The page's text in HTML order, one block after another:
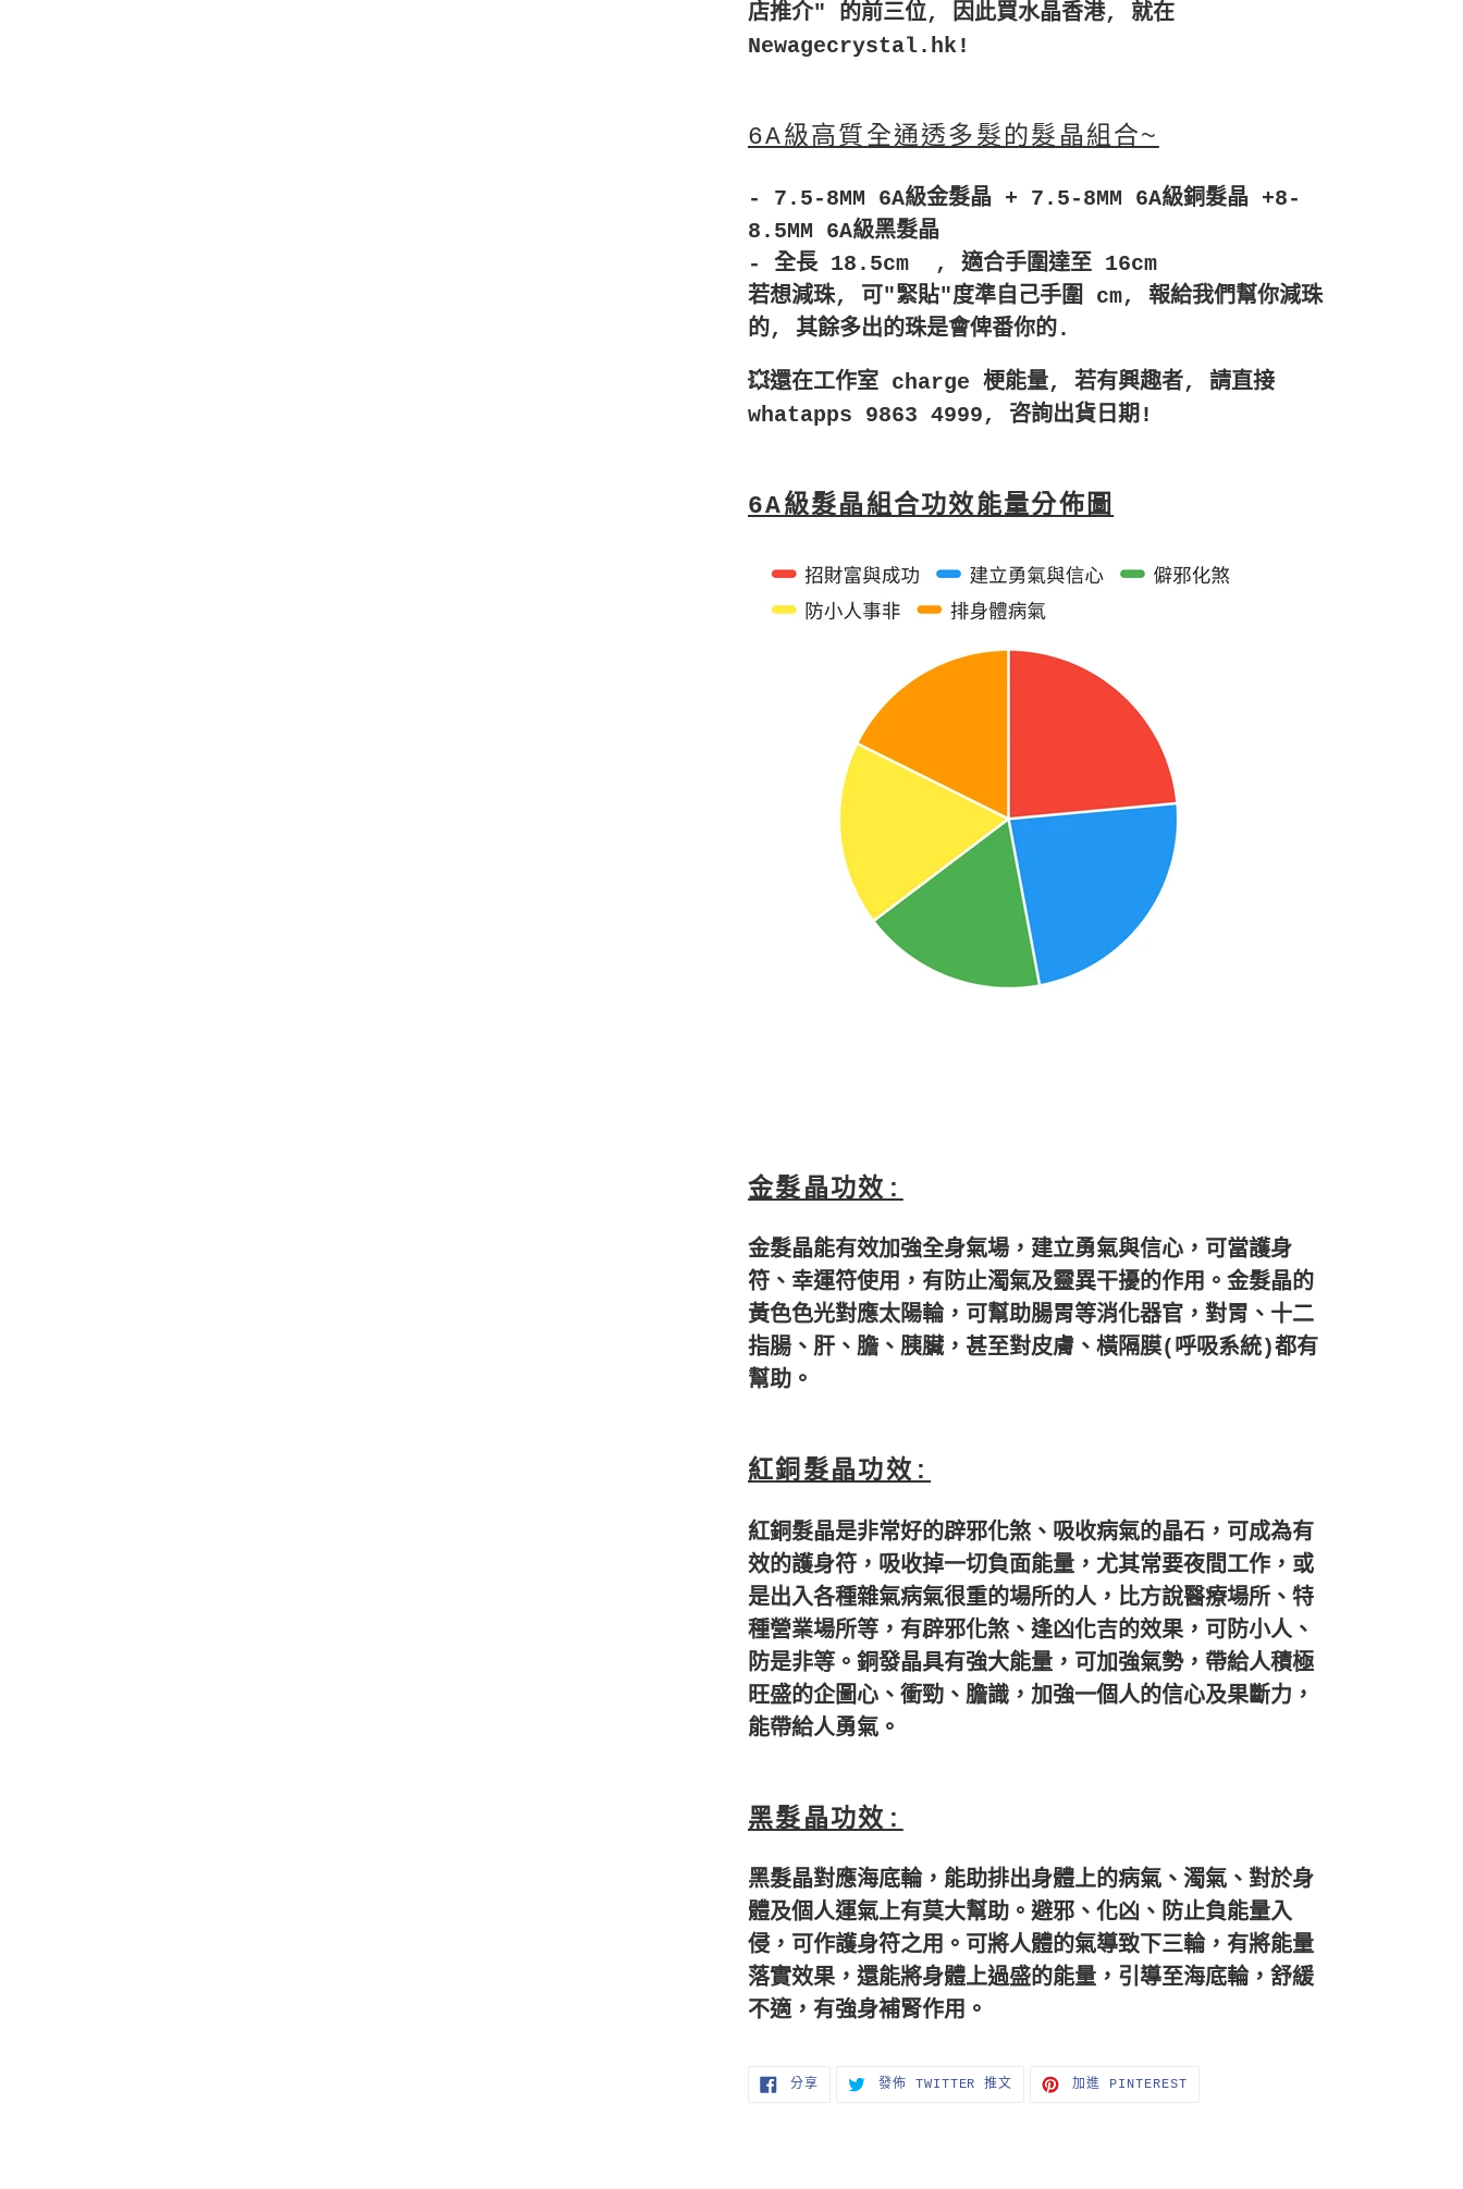
店推介" 的前三位, 因此買水晶香港, 就在
Newagecrystal.hk!
6A級高質全通透多髮的髮晶組合~
- 7.5-8MM 6A級金髮晶 + 7.5-8MM 6A級銅髮晶 +8-
8.5MM 6A級黑髮晶
- 全長 18.5cm , 適合手圍達至 16cm
若想減珠, 可"緊貼"度準自己手圍 cm, 報給我們幫你減珠
的, 其餘多出的珠是會俾番你的.
💥還在工作室 charge 梗能量, 若有興趣者, 請直接
whatapps 9863 4999, 咨詢出貨日期!
6A級髮晶組合功效能量分佈圖
金髮晶功效:
金髮晶能有效加強全身氣場，建立勇氣與信心，可當護身
符、 幸運符使用，有防止濁氣及靈異干擾的作用。 金髮晶的
黃色色光對應太陽輪，可幫助腸胃等消化器官，對胃、 十二
指腸、肝、膽、胰臟，甚至對皮膚、橫隔膜(呼吸系統)都有
幫助。
紅銅髮晶功效:
紅銅髮晶是非常好的辟邪化煞、吸收病氣的晶石， 可成為有
效的護身符，吸收掉一切負面能量，尤其常要夜間工作， 或
是出入各種雜氣病氣很重的場所的人，比方說醫療場所、 特
種營業場所等，有辟邪化煞、逢凶化吉的效果，可防小人、
防是非等。銅發晶具有強大能量，可加強氣勢， 帶給人積極
旺盛的企圖心、衝勁、膽識， 加強一個人的信心及果斷力，
能帶給人勇氣。
黑髮晶功效:
黑髮晶對應海底輪，能助排出身體上的病氣、濁氣、 對於身
體及個人運氣上有莫大幫助。避邪、化凶、防止負能量入
侵， 可作護身符之用。可將人體的氣導致下三輪，有將能量
落實效果， 還能將身體上過盛的能量，引導至海底輪，舒緩
不適， 有強身補腎作用。
分享分
發佈 TWITTER 推文
TWITTER
加進 PINTEREST加